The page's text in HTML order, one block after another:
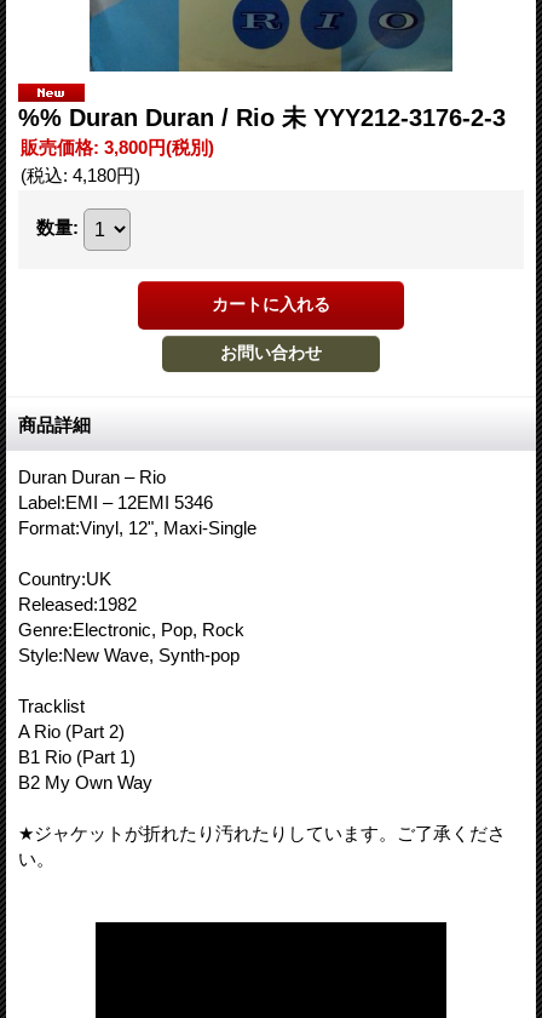
%% Duran Duran / Rio 未 YYY212-3176-2-3
販売価格: 3,800円(税別)
(税込: 4,180円)
数量:
商品詳細
Duran Duran – Rio
Label:EMI – 12EMI 5346
Format:Vinyl, 12", Maxi-Single
Country:UK
Released:1982
Genre:Electronic, Pop, Rock
Style:New Wave, Synth-pop
Tracklist
A Rio (Part 2)
B1 Rio (Part 1)
B2 My Own Way
★ジャケットが折れたり汚れたりしています。ご了承くださ
い。